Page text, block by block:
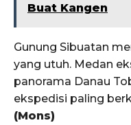
Buat Kangen
Gunung Sibuatan
yang utuh. Medan
panorama Danau
ekspedisi paling
(Mons)